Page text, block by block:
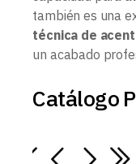
también es una
técnica de
un acabado
Catálogo